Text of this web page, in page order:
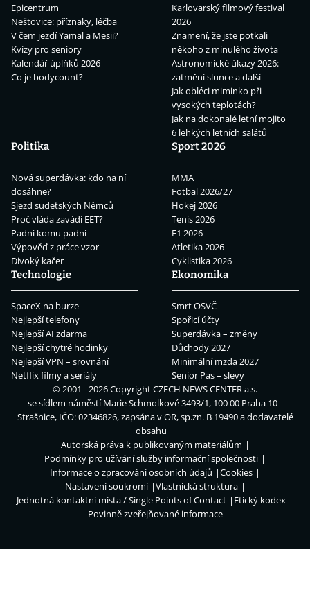
Epicentrum
Neštovice: příznaky, léčba
V čem jezdí Yamal a Mesii?
Kvízy pro seniory
Kalendář úplňků 2026
Co je bodycount?
Karlovarský filmový festival
2026
Znamení, že jste potkali
někoho z minulého života
Astronomické úkazy 2026:
zatmění slunce a další
Jak obléci miminko při
vysokých teplotách?
Jak na dokonalé letní mojito
6 lehkých letních salátů
Politika
Nová superdávka: kdo na ní
dosáhne?
Sjezd sudetských Němců
Proč vláda zavádí EET?
Padni komu padni
Výpověď z práce vzor
Divoký kačer
Sport 2026
MMA
Fotbal 2026/27
Hokej 2026
Tenis 2026
F1 2026
Atletika 2026
Cyklistika 2026
Technologie
SpaceX na burze
Nejlepší telefony
Nejlepší AI zdarma
Nejlepší chytré hodinky
Nejlepší VPN – srovnání
Netflix filmy a seriály
Ekonomika
Smrt OSVČ
Spořicí účty
Superdávka – změny
Důchody 2027
Minimální mzda 2027
Senior Pas – slevy
© 2001 - 2026 CopyrightCZECH NEWS CENTER a.s.
se sídlem náměstí Marie Schmolkové 3493/1, 100 00 Praha 10 -
Strašnice, IČO: 02346826, zapsána v OR, sp.zn. B 19490 a dodavatelé
obsahu
Autorská práva k publikovaným materiálům
Podmínky pro užívání služby informační společnosti
Informace o zpracování osobních údajů
Cookies
Nastavení soukromí
Vlastnická struktura
Jednotná kontaktní místa / Single Points of Contact
Etický kodex
Povinně zveřejňované informace